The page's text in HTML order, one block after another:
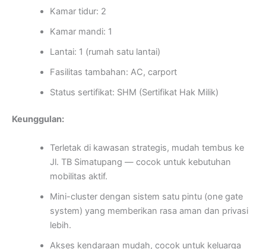
Kamar tidur: 2
Kamar mandi: 1
Lantai: 1 (rumah satu lantai)
Fasilitas tambahan: AC, carport
Status sertifikat: SHM (Sertifikat Hak Milik)
Keunggulan:
Terletak di kawasan strategis, mudah tembus ke
Jl. TB Simatupang — cocok untuk kebutuhan
mobilitas aktif.
Mini-cluster dengan sistem satu pintu (one gate
system) yang memberikan rasa aman dan privasi
lebih.
Akses kendaraan mudah, cocok untuk keluarga